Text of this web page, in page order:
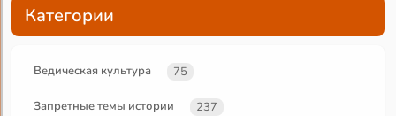
Категории
Ведическая культура 75
Запретные темы истории 237